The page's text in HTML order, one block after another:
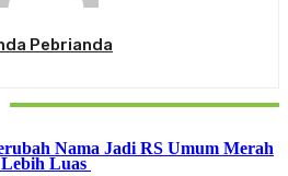
Pebrianda
Nama Jadi RS Umum Merah
Luas